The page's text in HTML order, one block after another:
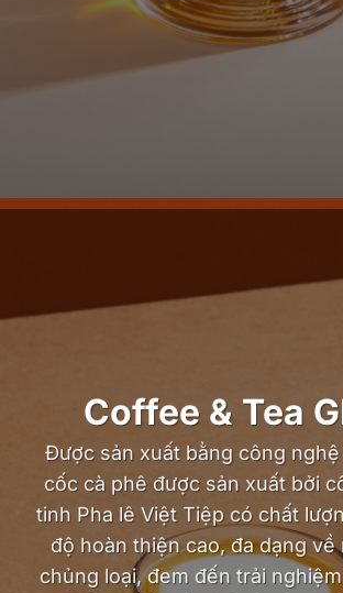
Coffee & Tea
Được sản xuất bằng công
cốc cà phê được sản xuất bởi
tinh Pha lê Việt Tiệp có chất
độ hoàn thiện cao, đa dạng về
chủng loại, đem đến trải